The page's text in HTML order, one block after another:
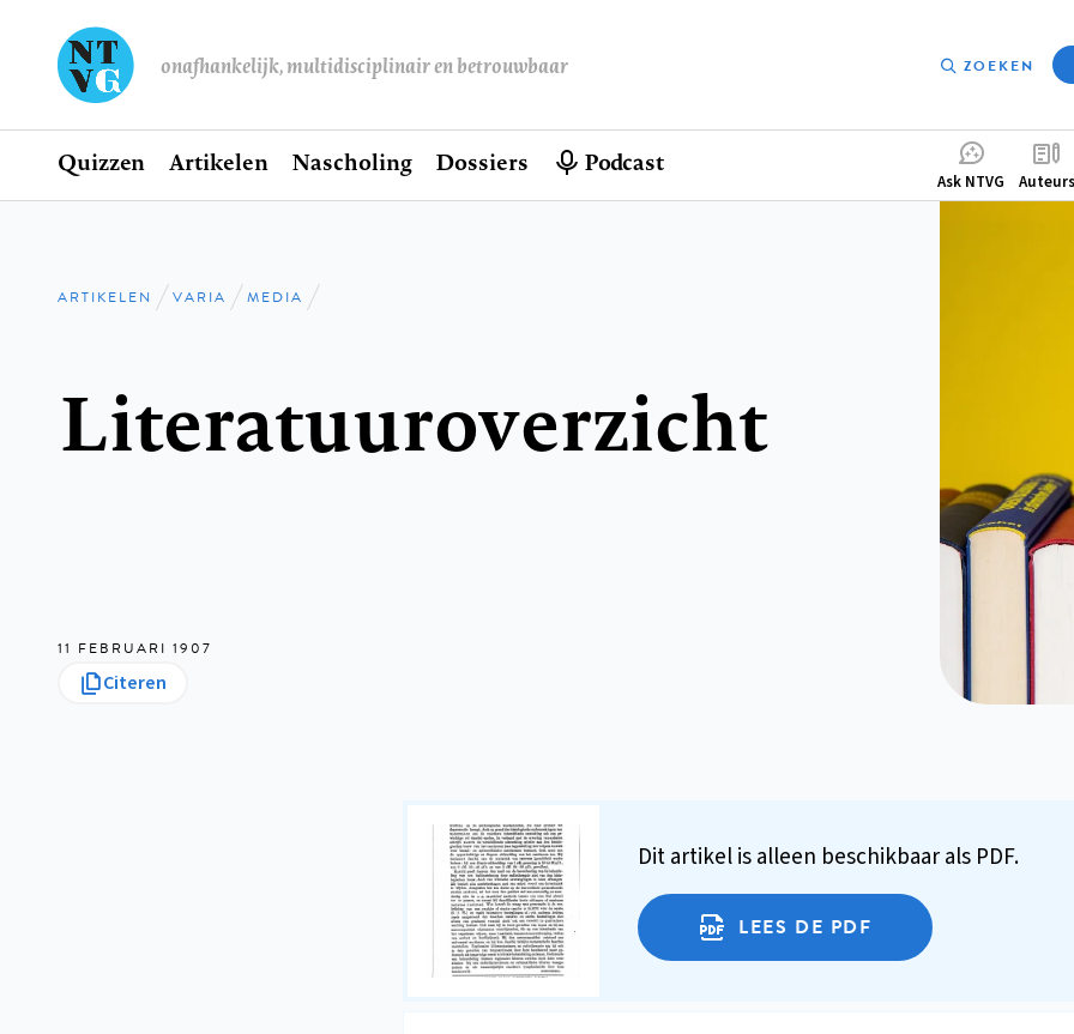
onafhankelijk, multidisciplinair en betrouwbaar ZOEKEN
Hoofdnavigatie
Home
Quizzen Artikelen Nascholing Dossiers Podcast
Ask NTVG Auteurs
Kruimelpad
ARTIKELEN VARIA MEDIA
Literatuuroverzicht
11 FEBRUARI 1907
Citeren
Dit artikel is alleen beschikbaar als PDF.
LEES DE PDF